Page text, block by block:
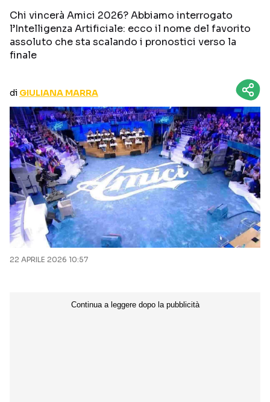
NOTIZIE
CURIOSITÀ
TRAILER
BOX OFFICE
Seguici sui social
Chi vincerà Amici 2026? Abbiamo interrogato
l’Intelligenza Artificiale: ecco il nome del favorito
assoluto che sta scalando i pronostici verso la
finale
di GIULIANA MARRA
22 APRILE 2026 10:57